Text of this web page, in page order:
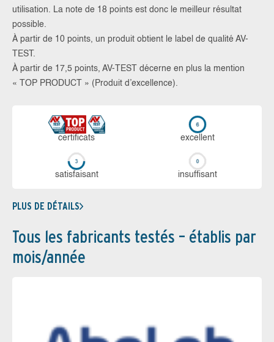
utilisation. La note de 18 points est donc le meilleur résultat
possible.
À partir de 10 points, un produit obtient le label de qualité AV-
TEST.
À partir de 17,5 points, AV-TEST décerne en plus la mention
« TOP PRODUCT » (Produit d’excellence).
certi­ficats ex­cellent
sa­tis­fai­sant in­suf­fi­sant
PLUS DE DÉTAILS
Tous les fabricants testés – établis par
mois/année